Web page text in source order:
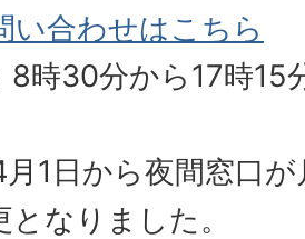
い合わせはこちら
8時30分から17時15
1日から夜間窓口
なりました。